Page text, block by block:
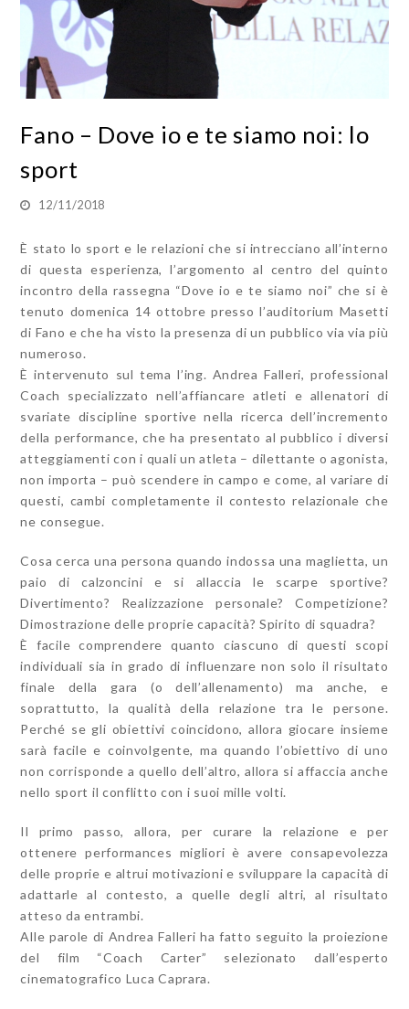
Fano – Dove io e te siamo noi: lo
sport
12/11/2018
È stato lo sport e le relazioni che si intrecciano all’interno
di questa esperienza, l’argomento al centro del quinto
incontro della rassegna “Dove io e te siamo noi” che si è
tenuto domenica 14 ottobre presso l’auditorium Masetti
di Fano e che ha visto la presenza di un pubblico via via più
numeroso.
È intervenuto sul tema l’ing. Andrea Falleri, professional
Coach specializzato nell’affiancare atleti e allenatori di
svariate discipline sportive nella ricerca dell’incremento
della performance, che ha presentato al pubblico i diversi
atteggiamenti con i quali un atleta – dilettante o agonista,
non importa – può scendere in campo e come, al variare di
questi, cambi completamente il contesto relazionale che
ne consegue.
Cosa cerca una persona quando indossa una maglietta, un
paio di calzoncini e si allaccia le scarpe sportive?
Divertimento? Realizzazione personale? Competizione?
Dimostrazione delle proprie capacità? Spirito di squadra?
È facile comprendere quanto ciascuno di questi scopi
individuali sia in grado di influenzare non solo il risultato
finale della gara (o dell’allenamento) ma anche, e
soprattutto, la qualità della relazione tra le persone.
Perché se gli obiettivi coincidono, allora giocare insieme
sarà facile e coinvolgente, ma quando l’obiettivo di uno
non corrisponde a quello dell’altro, allora si affaccia anche
nello sport il conflitto con i suoi mille volti.
Il primo passo, allora, per curare la relazione e per
ottenere performances migliori è avere consapevolezza
delle proprie e altrui motivazioni e sviluppare la capacità di
adattarle al contesto, a quelle degli altri, al risultato
atteso da entrambi.
Alle parole di Andrea Falleri ha fatto seguito la proiezione
del film “Coach Carter” selezionato dall’esperto
cinematografico Luca Caprara.